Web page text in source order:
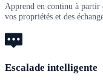
Apprend en continu à partir
vos propriétés et des
Escalade intelligente